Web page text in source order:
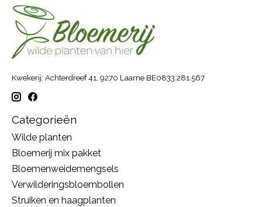
Kwekerij: Achterdreef 41, 9270 Laarne BE0833.281.567
Categorieën
Wilde planten
Bloemerij mix pakket
Bloemenweidemengsels
Verwilderingsbloembollen
Struiken en haagplanten